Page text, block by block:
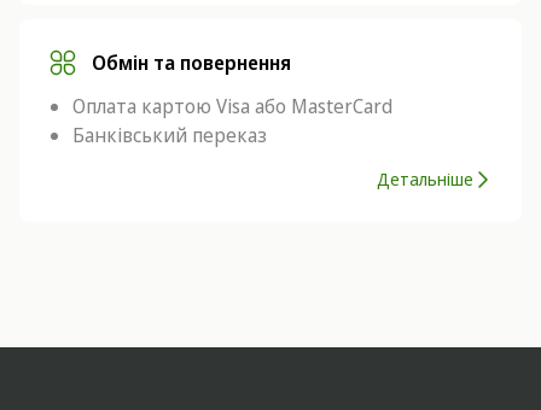
Обмін та повернення
Оплата картою Visa або MasterCard
Банківський переказ
Детальніше